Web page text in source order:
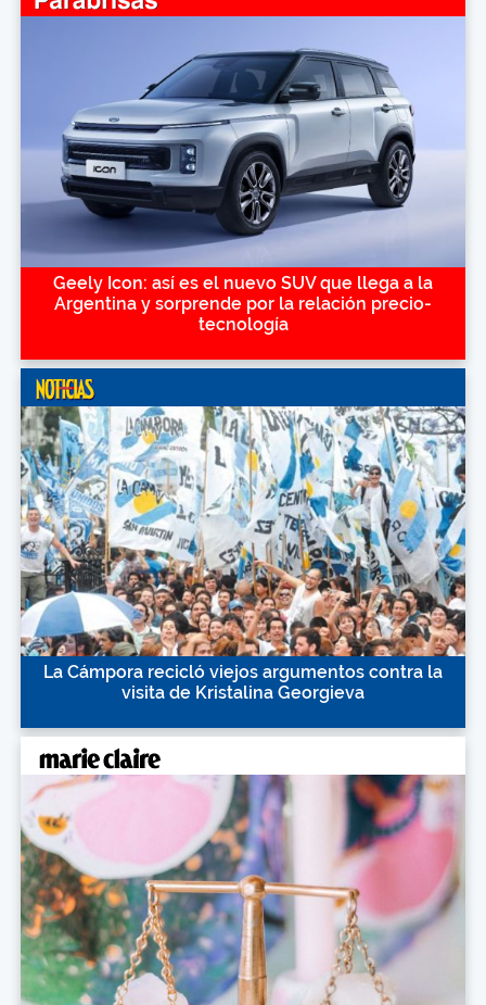
Geely Icon: así es el nuevo SUV que llega a la
Argentina y sorprende por la relación precio-
tecnología
La Cámpora recicló viejos argumentos contra la
visita de Kristalina Georgieva